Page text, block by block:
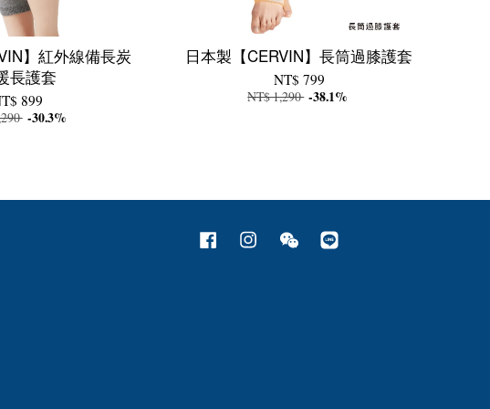
】紅外線備長炭
長護套
899
-30.3%
日本製【CERVIN】長筒過膝護套
NT$ 799
NT$ 1,290 -38.1%
FacebookInstagramWechat